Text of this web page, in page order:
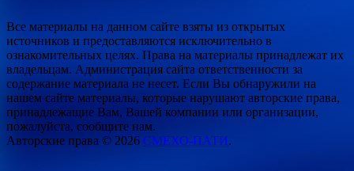
Все материалы на данном сайте взяты из открытых
источников и предоставляются исключительно в
ознакомительных целях. Права на материалы принадлежат их
владельцам. Администрация сайта ответственности за
содержание материала не несет. Если Вы обнаружили на
нашем сайте материалы, которые нарушают авторские права,
принадлежащие Вам, Вашей компании или организации,
пожалуйста, сообщите нам.
Авторские права © 2026 СМЕХО-ПАТИ.